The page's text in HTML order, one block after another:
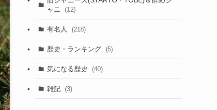
ャニ
(12)
有名人 (218)
歴史・ランキング (5)
気になる歴史 (40)
雑記 (3)